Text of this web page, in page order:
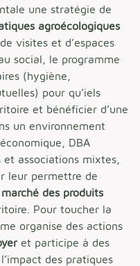
une stratégie de
agroécologiques
visites et d’espaces
social, le programme
(hygiène,
pour qu’iels
et bénéficier d’une
un environnement
DBA
associations mixtes,
leur permettre de
des produits
Pour toucher la
organise des actions
et participe à des
des pratiques